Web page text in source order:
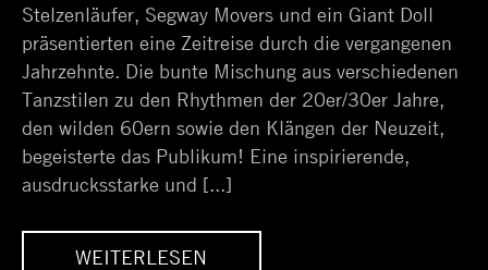
Stelzenläufer, Segway Movers und ein Giant Doll
präsentierten eine Zeitreise durch die vergangenen
Jahrzehnte. Die bunte Mischung aus verschiedenen
Tanzstilen zu den Rhythmen der 20er/30er Jahre,
den wilden 60ern sowie den Klängen der Neuzeit,
begeisterte das Publikum! Eine inspirierende,
ausdrucksstarke und [...]
WEITERLESEN